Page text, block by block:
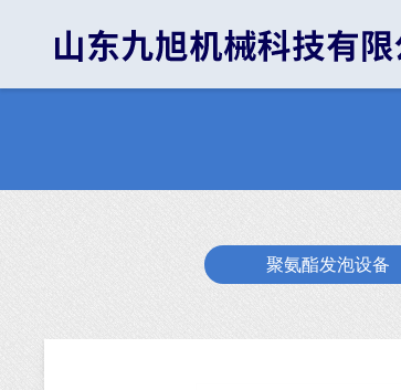
聚氨酯发泡设备